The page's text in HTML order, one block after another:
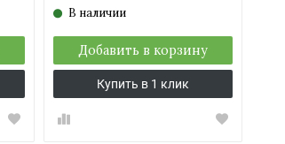
В наличии
Добавить в корзину
Купить в 1 клик